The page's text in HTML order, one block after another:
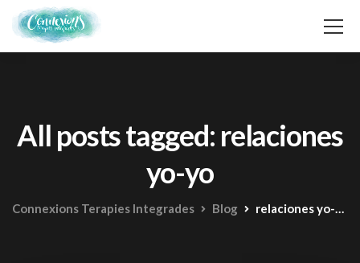
All posts tagged: relaciones
yo-yo
Connexions Terapies Integrades Blog relaciones yo-yo